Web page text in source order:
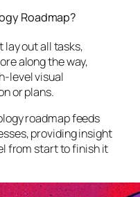
Roadmap?
out all tasks,
along the way,
level visual
or plans.
roadmap feeds
providing insight
from start to finish it